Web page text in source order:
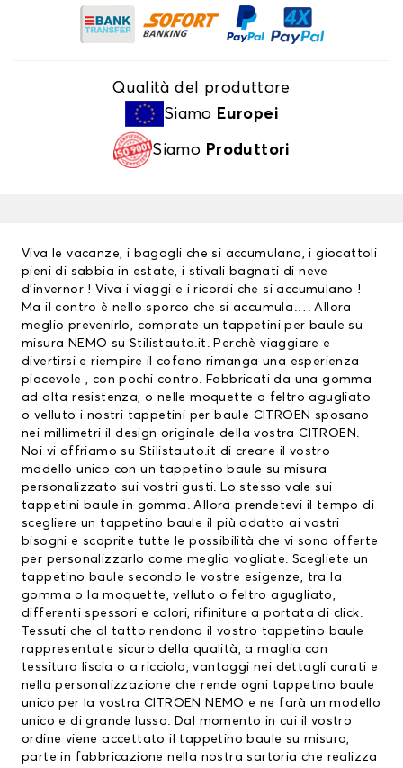
Qualità del produttore
Siamo Europei
Siamo Produttori
Viva le vacanze, i bagagli che si accumulano, i giocattoli
pieni di sabbia in estate, i stivali bagnati di neve
d’invernor ! Viva i viaggi e i ricordi che si accumulano !
Ma il contro è nello sporco che si accumula…. Allora
meglio prevenirlo, comprate un tappetini per baule su
misura NEMO su Stilistauto.it. Perchè viaggiare e
divertirsi e riempire il cofano rimanga una esperienza
piacevole , con pochi contro. Fabbricati da una gomma
ad alta resistenza, o nelle moquette a feltro agugliato
o velluto i nostri tappetini per baule CITROEN sposano
nei millimetri il design originale della vostra CITROEN.
Noi vi offriamo su Stilistauto.it di creare il vostro
modello unico con un tappetino baule su misura
personalizzato sui vostri gusti. Lo stesso vale sui
tappetini baule in gomma. Allora prendetevi il tempo di
scegliere un tappetino baule il più adatto ai vostri
bisogni e scoprite tutte le possibilità che vi sono offerte
per personalizzarlo come meglio vogliate. Scegliete un
tappetino baule secondo le vostre esigenze, tra la
gomma o la moquette, velluto o feltro agugliato,
differenti spessori e colori, rifiniture a portata di click.
Tessuti che al tatto rendono il vostro tappetino baule
rappresentate sicuro della qualità, a maglia con
tessitura liscia o a ricciolo, vantaggi nei dettagli curati e
nella personalizzazione che rende ogni tappetino baule
unico per la vostra CITROEN NEMO e ne farà un modello
unico e di grande lusso. Dal momento in cui il vostro
ordine viene accettato il tappetino baule su misura,
parte in fabbricazione nella nostra sartoria che realizza